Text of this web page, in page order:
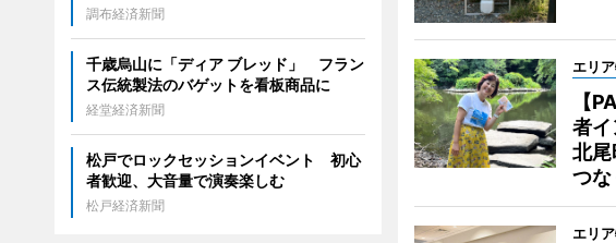
エリ
【
者イ
北
つな
エリ
調布経済新聞
千歳烏山に「ディア ブレッド」 フラン
ス伝統製法のバゲットを看板商品に
経堂経済新聞
松戸でロックセッションイベント 初心
者歓迎、大音量で演奏楽しむ
松戸経済新聞